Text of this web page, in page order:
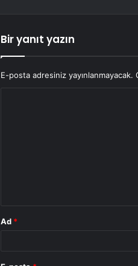
Bir yanıt yazın
E-posta adresiniz yayınlanmayacak.
Ad *